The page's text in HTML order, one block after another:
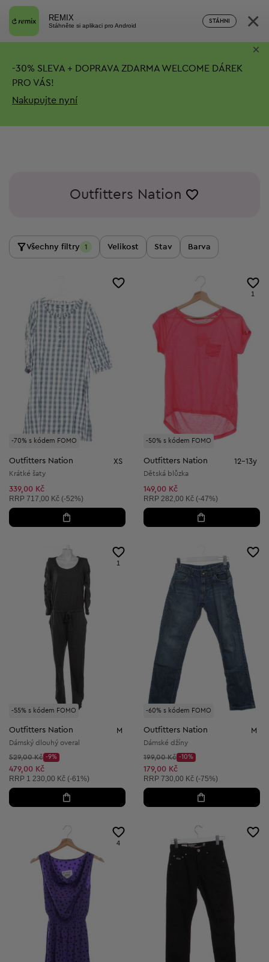
REMIX
Stáhněte si aplikaci pro Android
STÁHNI ×
-30% SLEVA + DOPRAVA ZDARMA WELCOME DÁREK
PRO VÁS!
Nakupujte nyní
×
Outfitters Nation
Všechny filtry 1 Velikost Stav Barva
-70% s kódem FOMO
Outfitters Nation XS
Krátké šaty
339,00 Kč
Doporučená cena:
RRP 717,00 Kč (-52%)
-50% s kódem FOMO
1
Outfitters Nation 12-13y
Dětská blůzka
149,00 Kč
Doporučená cena:
RRP 282,00 Kč (-47%)
-55% s kódem FOMO
1
Outfitters Nation M
Dámský dlouhý overal
Původní cena:
529,00 Kč
Discount Price:
-9%
Snížená cena:
479,00 Kč
Doporučená cena:
RRP 1 230,00 Kč (-61%)
-60% s kódem FOMO
Outfitters Nation M
Dámské džíny
Původní cena:
199,00 Kč
Discount Price:
-10%
Snížená cena:
179,00 Kč
Doporučená cena:
RRP 730,00 Kč (-75%)
4